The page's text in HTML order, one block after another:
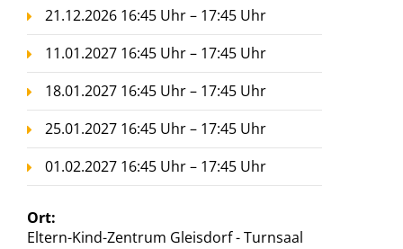
21.12.2026 16:45 Uhr – 17:45 Uhr
11.01.2027 16:45 Uhr – 17:45 Uhr
18.01.2027 16:45 Uhr – 17:45 Uhr
25.01.2027 16:45 Uhr – 17:45 Uhr
01.02.2027 16:45 Uhr – 17:45 Uhr
Ort:
Eltern-Kind-Zentrum Gleisdorf - Turnsaal